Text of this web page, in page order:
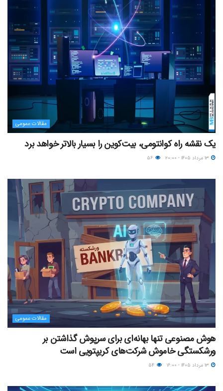
مقالات عمومی
یک نقشه راه کوانتومی، بیت‌کوین را بسیار بالاتر خواهد برد
مقالات عمومی
هوش مصنوعی تنها بهانه‌ای برای سرپوش گذاشتن بر
ورشکستگی خاموش شرکت‌های کریپتویی است